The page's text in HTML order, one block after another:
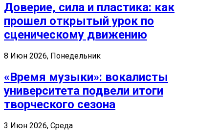
Доверие, сила и пластика: как
прошел открытый урок по
сценическому движению
8 Июн 2026, Понедельник
«Время музыки»: вокалисты
университета подвели итоги
творческого сезона
3 Июн 2026, Среда